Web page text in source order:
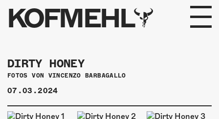
KOFMEHL
PROGRAMM
FABRIKGEFLÜSTER
GALERIE
DIRTY HONEY
FOTOS VON VINCENZO BARBAGALLO
07.03.2024